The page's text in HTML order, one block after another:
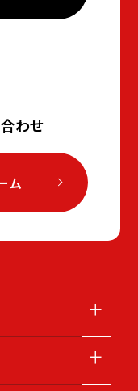
わせ
ム
＋
＋